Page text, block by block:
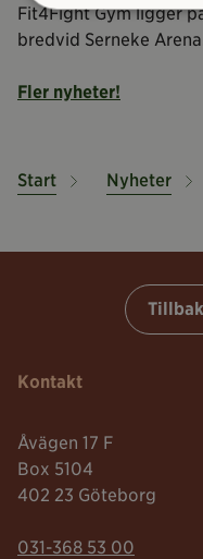
Fit4Fight Gym ligger
bredvid Serneke
Fler nyheter!
Start Nyheter
Kontakt
Åvägen 17 F
Box 5104
402 23 Göteborg
Telefonnummer:
031-368 53 00